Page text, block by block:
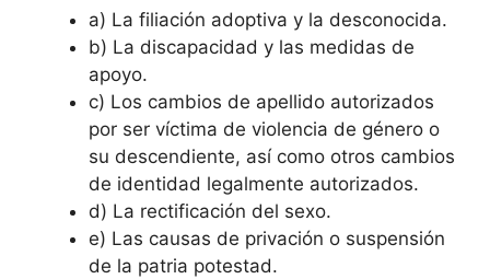
a) La filiación adoptiva y la desconocida.
b) La discapacidad y las medidas de
apoyo.
c) Los cambios de apellido autorizados
por ser víctima de violencia de género o
su descendiente, así como otros cambios
de identidad legalmente autorizados.
d) La rectificación del sexo.
e) Las causas de privación o suspensión
de la patria potestad.